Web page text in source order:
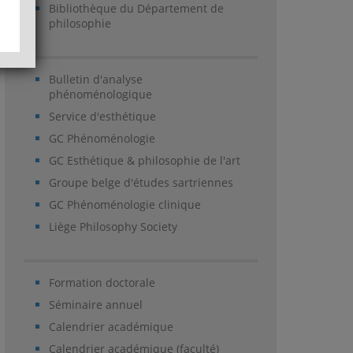
Bibliothèque du Département de
philosophie
Bulletin d'analyse
phénoménologique
Service d'esthétique
GC Phénoménologie
GC Esthétique & philosophie de l'art
Groupe belge d'études sartriennes
GC Phénoménologie clinique
Liège Philosophy Society
Formation doctorale
Séminaire annuel
Calendrier académique
Calendrier académique (faculté)